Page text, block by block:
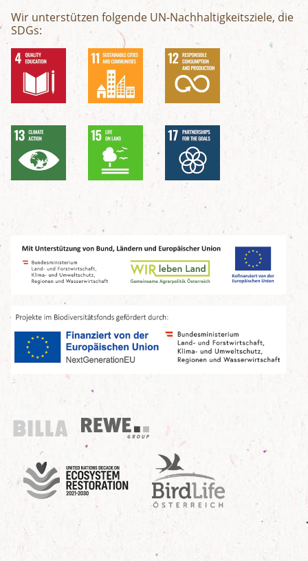
Wir unterstützen folgende UN-Nachhaltigkeitsziele, die
SDGs:
Billa
REWE Group
UN Decade
Birdlife